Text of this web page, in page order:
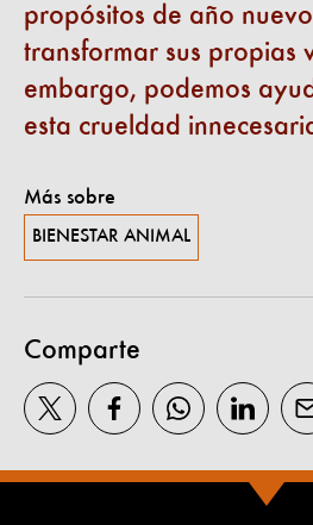
propósitos de año
transformar sus propias
embargo, podemos
esta crueldad
Más sobre
BIENESTAR ANIMAL
Comparte